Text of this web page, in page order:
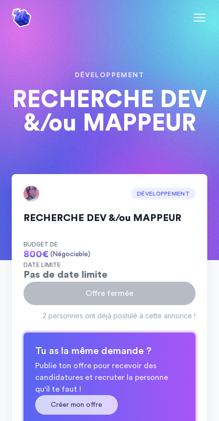
DÉVELOPPEMENT
RECHERCHE DEV
&/ou MAPPEUR
DÉVELOPPEMENT
RECHERCHE DEV &/ou MAPPEUR
BUDGET DE
800€ (Négociable)
DATE LIMITE
Pas de date limite
Offre fermée
2 personnes ont déjà postulé à cette annonce !
Tu as la même demande ?
Publie ton offre pour recevoir des
candidatures et recruter la personne
qu'il te faut !
Créer mon offre